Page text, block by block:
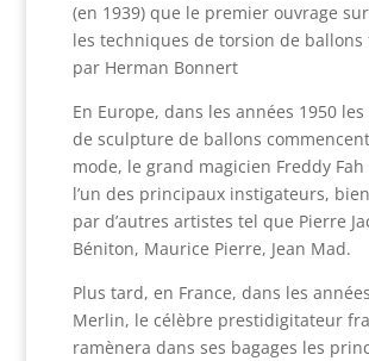
(en 1939) que le premier ouvrage
les techniques de torsion de
par Herman Bonnert
En Europe, dans les années 1950
de sculpture de ballons
mode, le grand magicien Freddy Fah
l’un des principaux instigateurs,
par d’autres artistes tel que Pierre
Béniton, Maurice Pierre, Jean Mad.
Plus tard, en France, dans les
Merlin, le célèbre prestidigitateur
ramènera dans ses bagages les